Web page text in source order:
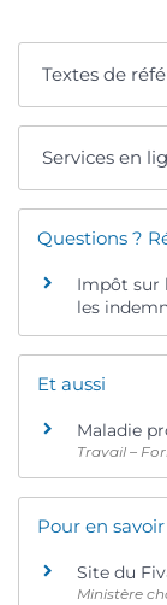
Textes de
Services en
Questions ?
Impôt sur
les
Et aussi
Maladie
Travail –
Pour en
Site du
Ministère